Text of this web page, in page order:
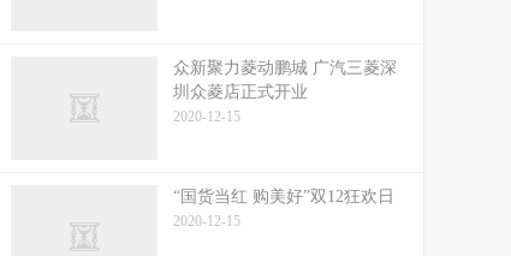
众新聚力菱动鹏城 广汽三菱深
圳众菱店正式开业
2020-12-15
“国货当红 购美好”双12狂欢日
2020-12-15